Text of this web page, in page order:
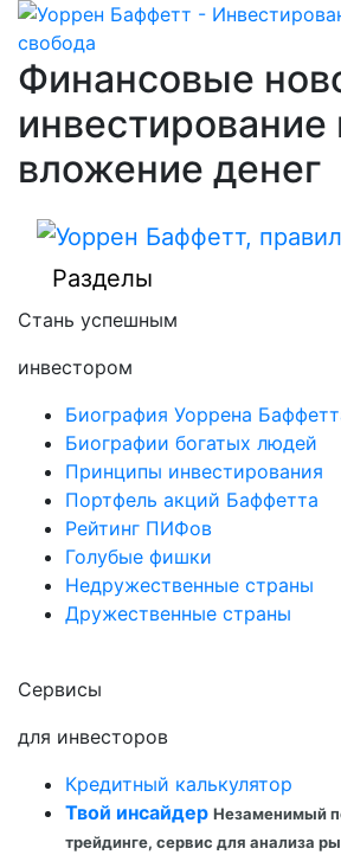
Финансовые
инвестирование
вложение денег
Разделы
Стань успешным
инвестором
Биография Уоррена
Биографии богатых людей
Принципы инвестирования
Портфель акций Баффетта
Рейтинг ПИФов
Голубые фишки
Недружественные страны
Дружественные страны
Сервисы
для инвесторов
Кредитный калькулятор
Твой инсайдер Незаменимый
трейдинге, сервис для анализа